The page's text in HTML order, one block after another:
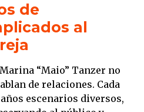
de
al
“Maio” Tanzer no
de relaciones. Cada
escenarios diversos,